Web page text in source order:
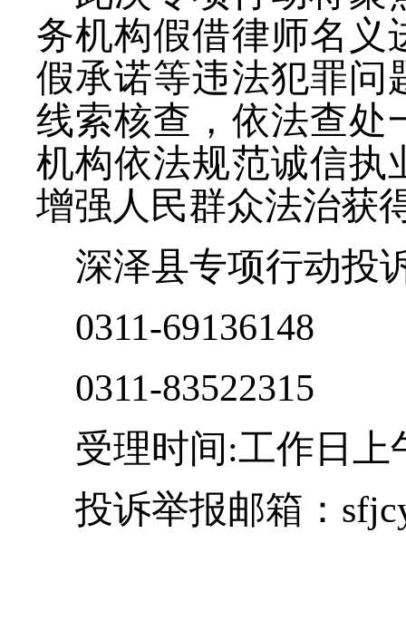
务机构假借律师名义
假承诺等违法犯罪问
线索核查，依法查处
机构依法规范诚信执
增强人民群众法治获
深泽县专项行动投
0311-69136148
0311-83522315
受理时间 :工作日上
投诉举报邮箱：